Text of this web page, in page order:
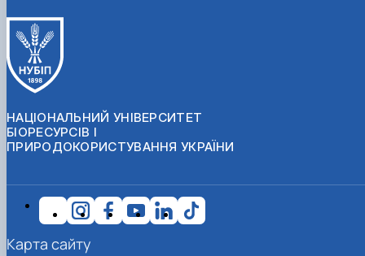
НАЦІОНАЛЬНИЙ УНІВЕРСИТЕТ
БІОРЕСУРСІВ І
ПРИРОДОКОРИСТУВАННЯ УКРАЇНИ
Карта сайту